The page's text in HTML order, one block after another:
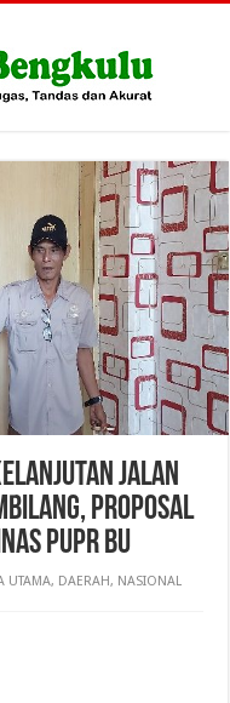
Jalan
Proposal
PUPR BU
UTAMA, DAERAH, NASIONAL